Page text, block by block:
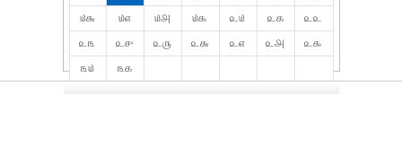
௰௬
௰௭ ௰௮ ௰௯ ௨௰ ௨௧
௨௨
௨௩
௨௪ ௨௫ ௨௬ ௨௭ ௨௮
௨௯
௩௰
௩௧